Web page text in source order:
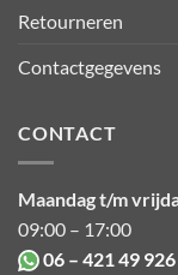
Retourneren
Contactgegevens
CONTACT
Maandag t/m
09:00 – 17:00
06 – 421 49 926